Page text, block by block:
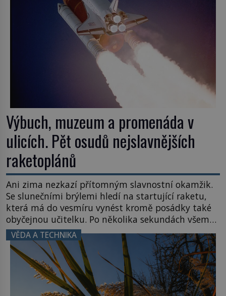
Výbuch, muzeum a promenáda v
ulicích. Pět osudů nejslavnějších
raketoplánů
Ani zima nezkazí přítomným slavnostní okamžik.
Se slunečními brýlemi hledí na startující raketu,
která má do vesmíru vynést kromě posádky také
obyčejnou učitelku. Po několika sekundách všem
ztuhnou úsměvy, stroj totiž exploduje. Jejich
konstrukce není z levného kraje, daňové
poplatníky stojí miliardy dolarů. Na druhou stranu
zvládnou jen představitelné věci. Na malé kousky
Název: Columbia První […]
VĚDA A TECHNIKA